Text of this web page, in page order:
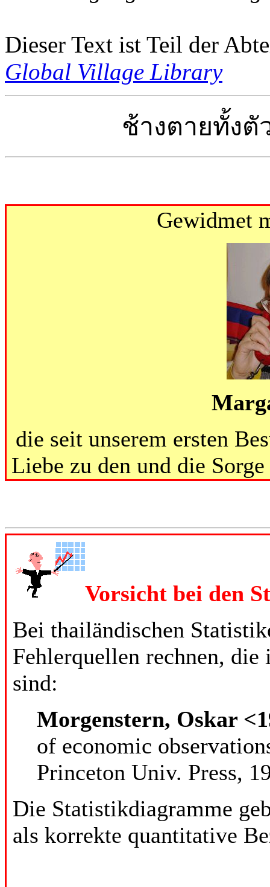
Dieser Text ist Teil der
Global Village Library
ช้างตายทั้งตั
Gewidmet
die seit unserem ersten
Liebe zu den und die
Vorsicht bei den
Bei thailändischen
Fehlerquellen rechnen,
sind:
Morgenstern, Oskar
of economic
Princeton Univ. Press,
Die Statistikdiagramme
als korrekte quantitative